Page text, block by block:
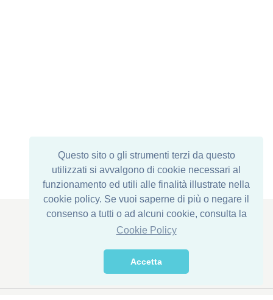
Questo sito o gli strumenti terzi da questo
utilizzati si avvalgono di cookie necessari al
funzionamento ed utili alle finalità illustrate nella
cookie policy. Se vuoi saperne di più o negare il
consenso a tutti o ad alcuni cookie, consulta la
Cookie Policy
Accetta
Stabilimento: Via della Transumanza, 61/63
76015 Trinitapoli (BT) - ITALY